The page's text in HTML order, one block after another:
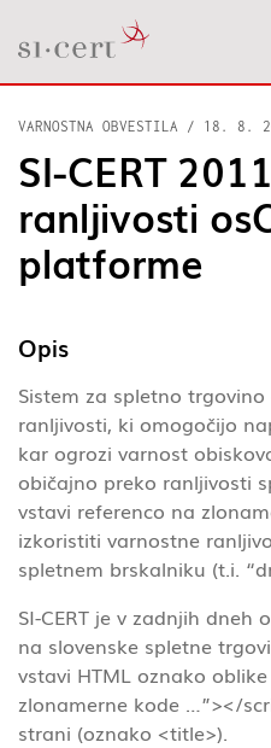
VARNOSTNA OBVESTILA / 18. 8.
SI-CERT
ranljivosti
platforme
Opis
Sistem za spletno
ranljivosti, ki omogočijo
kar ogrozi varnost
običajno preko ranljivosti
vstavi referenco na
izkoristiti varnostne
spletnem brskalniku (t.i.
SI-CERT je v zadnjih
na slovenske spletne
vstavi HTML oznako
zlonamerne kode …”></
strani (oznako <title>).